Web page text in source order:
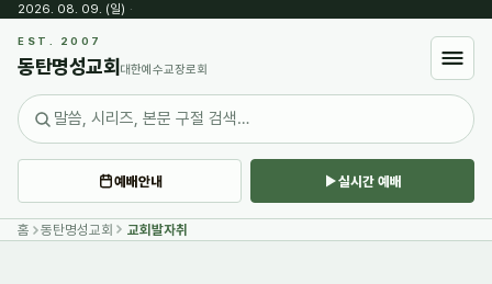
2026. 08. 09. (일) ·
EST. 2007
동탄명성교회 대한예수교장로회
예배안내 실시간 예배
홈 동탄명성교회 교회발자취